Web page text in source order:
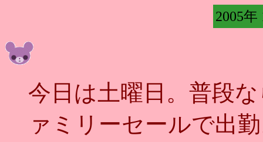
2005年
今日は土曜日。普段
ァミリーセールで出